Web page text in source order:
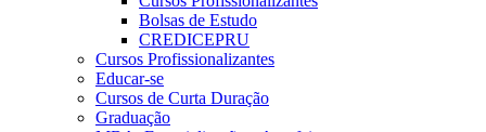
Bolsas de Estudo
CREDICEPRU
Cursos Profissionalizantes
Educar-se
Cursos de Curta Duração
Graduação